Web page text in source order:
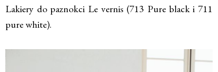
Lakiery do paznokci Le vernis (713 Pure black i 711
pure white).